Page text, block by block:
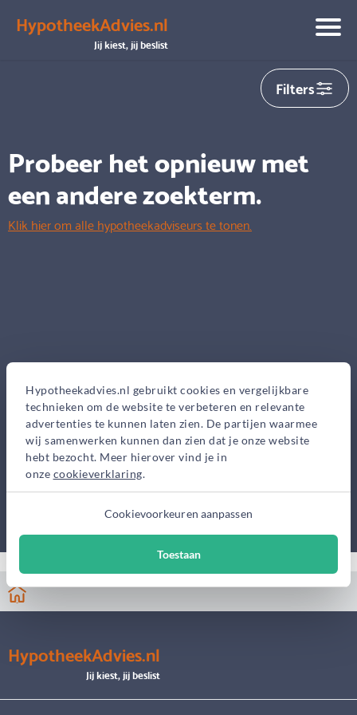
Hypotheekadvies.nl gebruikt cookies en vergelijkbare
technieken om de website te verbeteren en relevante
advertenties te kunnen laten zien. De partijen waarmee
wij samenwerken kunnen dan zien dat je onze website
hebt bezocht. Meer hierover vind je in
onze cookieverklaring.
Cookievoorkeuren aanpassen
Toestaan
HypotheekAdvies.nl
Jij kiest, jij beslist
We hebben helaas0adviseurs gevonden die aansluiten op
jouw zoekopdracht
Filters
Probeer het opnieuw met
een andere zoekterm.
Klik hier om alle hypotheekadviseurs te tonen.
HypotheekAdvies.nl
Jij kiest, jij beslist